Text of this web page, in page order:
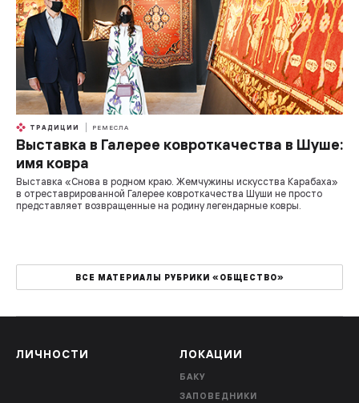
ТРАДИЦИИ РЕМЕСЛА
Выставка в Галерее ковроткачества в Шуше:
имя ковра
Выставка «Снова в родном краю. Жемчужины искусства Карабаха»
в отреставрированной Галерее ковроткачества Шуши не просто
представляет возвращенные на родину легендарные ковры.
ВСЕ МАТЕРИАЛЫ РУБРИКИ «ОБЩЕСТВО»
ЛИЧНОСТИ ЛОКАЦИИ
БАКУ
ЗАПОВЕДНИКИ